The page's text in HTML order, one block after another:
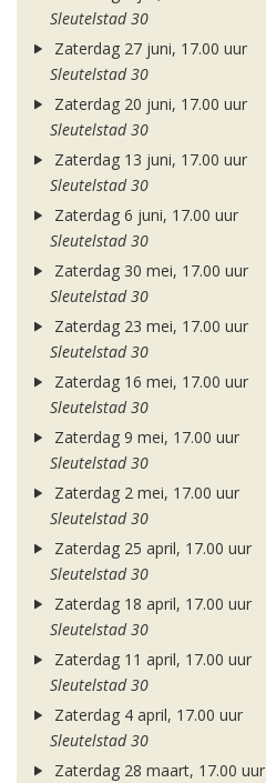
Sleutelstad 30
Zaterdag 27 juni, 17.00 uur
Sleutelstad 30
Zaterdag 20 juni, 17.00 uur
Sleutelstad 30
Zaterdag 13 juni, 17.00 uur
Sleutelstad 30
Zaterdag 6 juni, 17.00 uur
Sleutelstad 30
Zaterdag 30 mei, 17.00 uur
Sleutelstad 30
Zaterdag 23 mei, 17.00 uur
Sleutelstad 30
Zaterdag 16 mei, 17.00 uur
Sleutelstad 30
Zaterdag 9 mei, 17.00 uur
Sleutelstad 30
Zaterdag 2 mei, 17.00 uur
Sleutelstad 30
Zaterdag 25 april, 17.00 uur
Sleutelstad 30
Zaterdag 18 april, 17.00 uur
Sleutelstad 30
Zaterdag 11 april, 17.00 uur
Sleutelstad 30
Zaterdag 4 april, 17.00 uur
Sleutelstad 30
Zaterdag 28 maart, 17.00 uur